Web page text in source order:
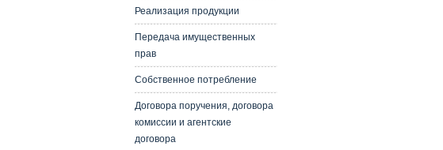
Реализация продукции
Передача имущественных
прав
Собственное потребление
Договора поручения, договора
комиссии и агентские
договора